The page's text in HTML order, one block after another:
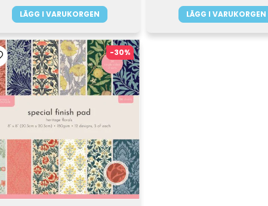
LÄGG I VARUKORGEN LÄGG I VARUKORGEN
-30%